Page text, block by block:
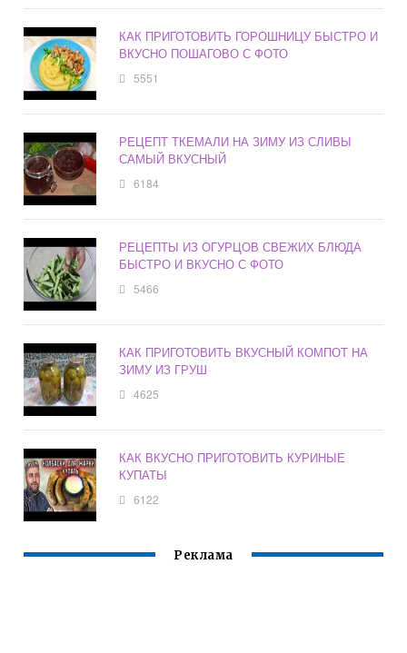
КАК ПРИГОТОВИТЬ ГОРОШНИЦУ БЫСТРО И
ВКУСНО ПОШАГОВО С ФОТО
5551
РЕЦЕПТ ТКЕМАЛИ НА ЗИМУ ИЗ СЛИВЫ
САМЫЙ ВКУСНЫЙ
6184
РЕЦЕПТЫ ИЗ ОГУРЦОВ СВЕЖИХ БЛЮДА
БЫСТРО И ВКУСНО С ФОТО
5466
КАК ПРИГОТОВИТЬ ВКУСНЫЙ КОМПОТ НА
ЗИМУ ИЗ ГРУШ
4625
КАК ВКУСНО ПРИГОТОВИТЬ КУРИНЫЕ
КУПАТЫ
6122
Реклама